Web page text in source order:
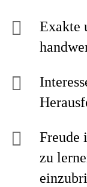
Exakte
Freude
zu